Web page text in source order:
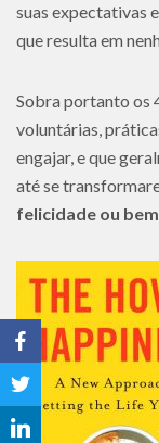
suas expectativas
que resulta em
Sobra portanto os
voluntárias,
engajar, e que
até se
felicidade ou